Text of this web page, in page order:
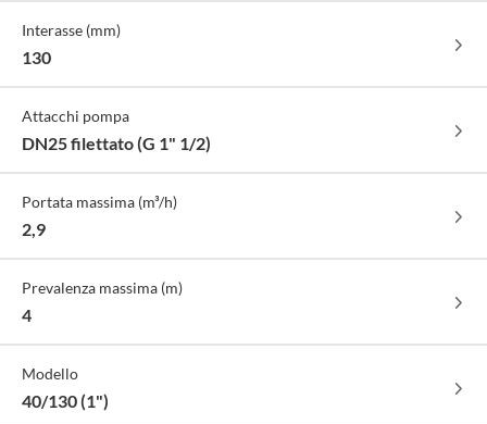
Specifiche
Tecniche
Interasse (mm)
130
Attacchi pompa
DN25 filettato (G 1" 1/2)
Portata massima (m³/h)
2,9
Prevalenza massima (m)
4
Modello
40/130 (1")